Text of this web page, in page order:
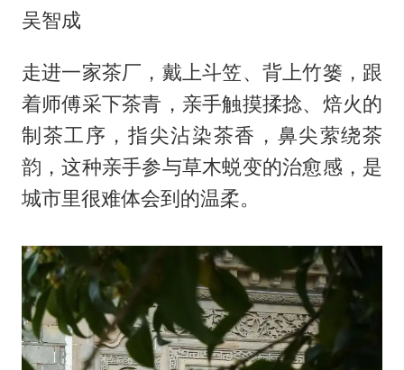
吴智成
走进一家茶厂，戴上斗笠、背上竹篓，跟
着师傅采下茶青，亲手触摸揉捻、焙火的
制茶工序，指尖沾染茶香，鼻尖萦绕茶
韵，这种亲手参与草木蜕变的治愈感，是
城市里很难体会到的温柔。